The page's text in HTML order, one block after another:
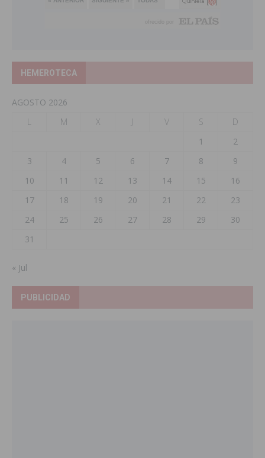
HEMEROTECA
AGOSTO 2026
L
M X J V S
D
1
2
3
4 5 6 7 8
9
10
11 12 13 14 15
16
17
18 19 20 21 22
23
24
25 26 27 28 29
30
31
« Jul
PUBLICIDAD